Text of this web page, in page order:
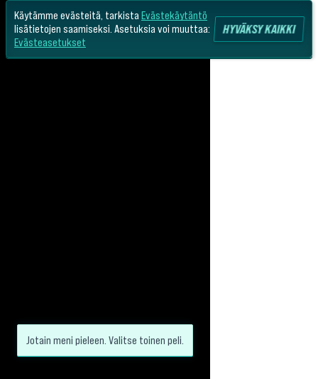
Jotain meni pieleen. Valitse toinen peli.
Käytämme evästeitä, tarkista Evästekäytäntö
lisätietojen saamiseksi. Asetuksia voi muuttaa:
Evästeasetukset
HYVÄKSY KAIKKI